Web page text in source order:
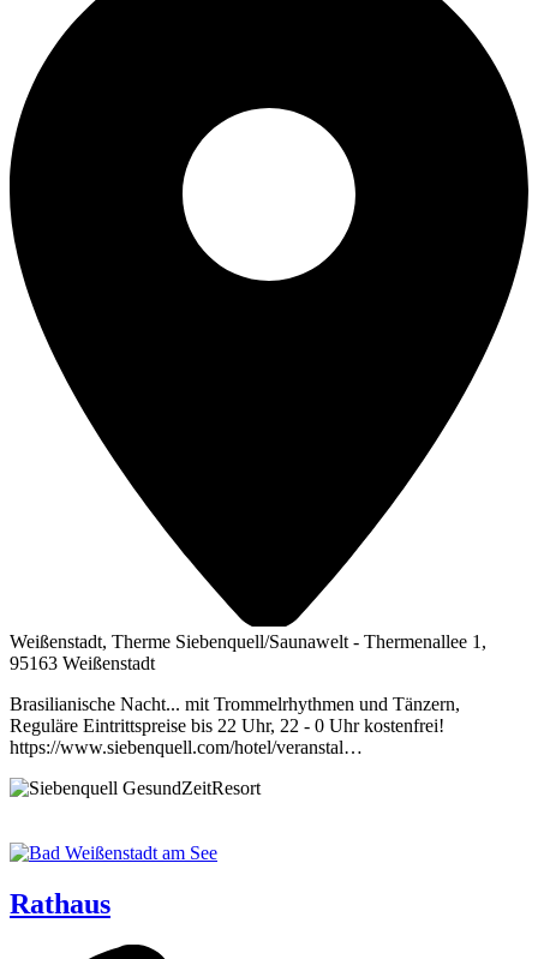
Weißenstadt, Therme Siebenquell/Saunawelt - Thermenallee 1,
95163 Weißenstadt
Brasilianische Nacht... mit Trommelrhythmen und Tänzern,
Reguläre Eintrittspreise bis 22 Uhr, 22 - 0 Uhr kostenfrei!
https://www.siebenquell.com/hotel/veranstal…
Rathaus